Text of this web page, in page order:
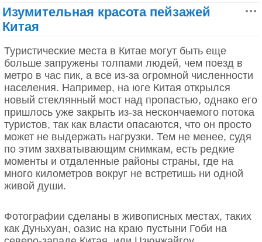
Эта карстовая пещера уходит в глубину на 240
метров и первые туристы ее посетили… 1300 лет
назад.
Первый полет назначен на конец 2025 года, старт
будет из Космического центра Кеннеди во Флориде
(США). В стратосфере капсула проведет около
шести часов. Стоимость такого ужина составит 495
тысяч долларов (125 тысяч из этой суммы
приходится на сам полет). Если курс останется
миллиона.
Автор текста: Ирина Себелева
Изумительная красота пейзажей
Китая
Туристические места в Китае могут быть еще
больше запружены толпами людей, чем поезд в
метро в час пик, а все из-за огромной численности
населения. Например, на юге Китая открылся
новый стеклянный мост над пропастью, однако его
пришлось уже закрыть из-за нескончаемого потока
туристов, так как власти опасаются, что он просто
может не выдержать нагрузки. Тем не менее, судя
по этим захватывающим снимкам, есть редкие
моменты и отдаленные районы страны, где на
много километров вокруг не встретишь ни одной
живой души.
Фотографии сделаны в живописных местах, таких
как Дуньхуан, оазис на краю пустыни Гоби на